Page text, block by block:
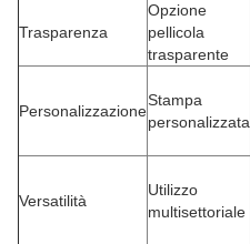
Trasparenza
Opzione
pellicola
trasparente
Personalizzazione
Stampa
personalizzata
Versatilità
Utilizzo
multisettoriale